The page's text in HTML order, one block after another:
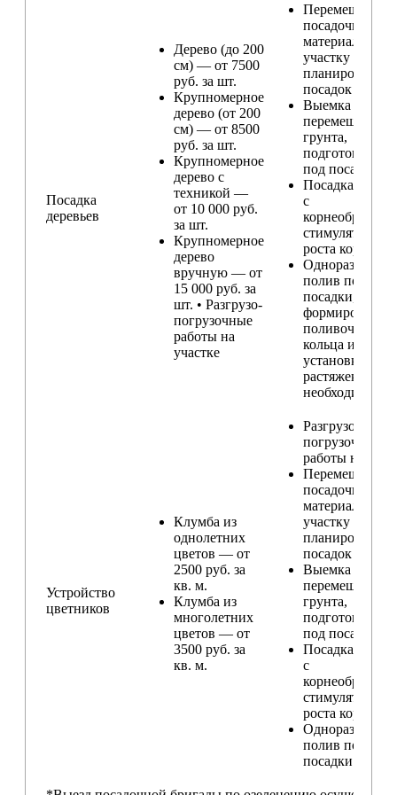
Посадка
деревьев
Дерево (до 200
см) — от 7500
руб. за шт.
Крупномерное
дерево (от 200
см) — от 8500
руб. за шт.
Крупномерное
дерево с
техникой —
от 10 000 руб.
за шт.
Крупномерное
дерево
вручную — от
15 000 руб. за
шт. • Разгрузо-
погрузочные
работы на
участке
Перемещение
посадочного
материала по
участку и
планирование
посадок
Выемка и
перемещение
грунта,
подготовка
под посадку
Посадка
с
стимулятором
роста корней
Одноразовый
полив после
посадки,
формирование
поливочного
кольца и
установка
растяжек (при
Устройство
цветников
Клумба из
однолетних
цветов — от
2500 руб. за
кв. м.
Клумба из
многолетних
цветов — от
3500 руб. за
кв. м.
Разгрузо-
погрузочные
работы на
Перемещение
посадочного
материала по
участку и
планирование
посадок
Выемка и
перемещение
грунта,
подготовка
под посадку
Посадка
с
стимулятором
роста корней
Одноразовый
полив после
посадки